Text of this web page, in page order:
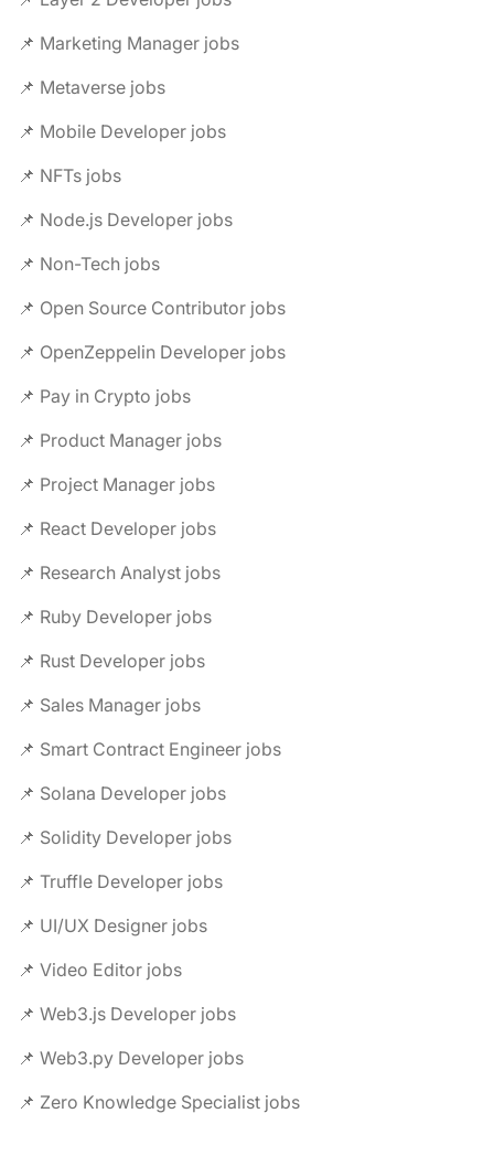
📌 Marketing Manager jobs
📌 Metaverse jobs
📌 Mobile Developer jobs
📌 NFTs jobs
📌 Node.js Developer jobs
📌 Non-Tech jobs
📌 Open Source Contributor jobs
📌 OpenZeppelin Developer jobs
📌 Pay in Crypto jobs
📌 Product Manager jobs
📌 Project Manager jobs
📌 React Developer jobs
📌 Research Analyst jobs
📌 Ruby Developer jobs
📌 Rust Developer jobs
📌 Sales Manager jobs
📌 Smart Contract Engineer jobs
📌 Solana Developer jobs
📌 Solidity Developer jobs
📌 Truffle Developer jobs
📌 UI/UX Designer jobs
📌 Video Editor jobs
📌 Web3.js Developer jobs
📌 Web3.py Developer jobs
📌 Zero Knowledge Specialist jobs